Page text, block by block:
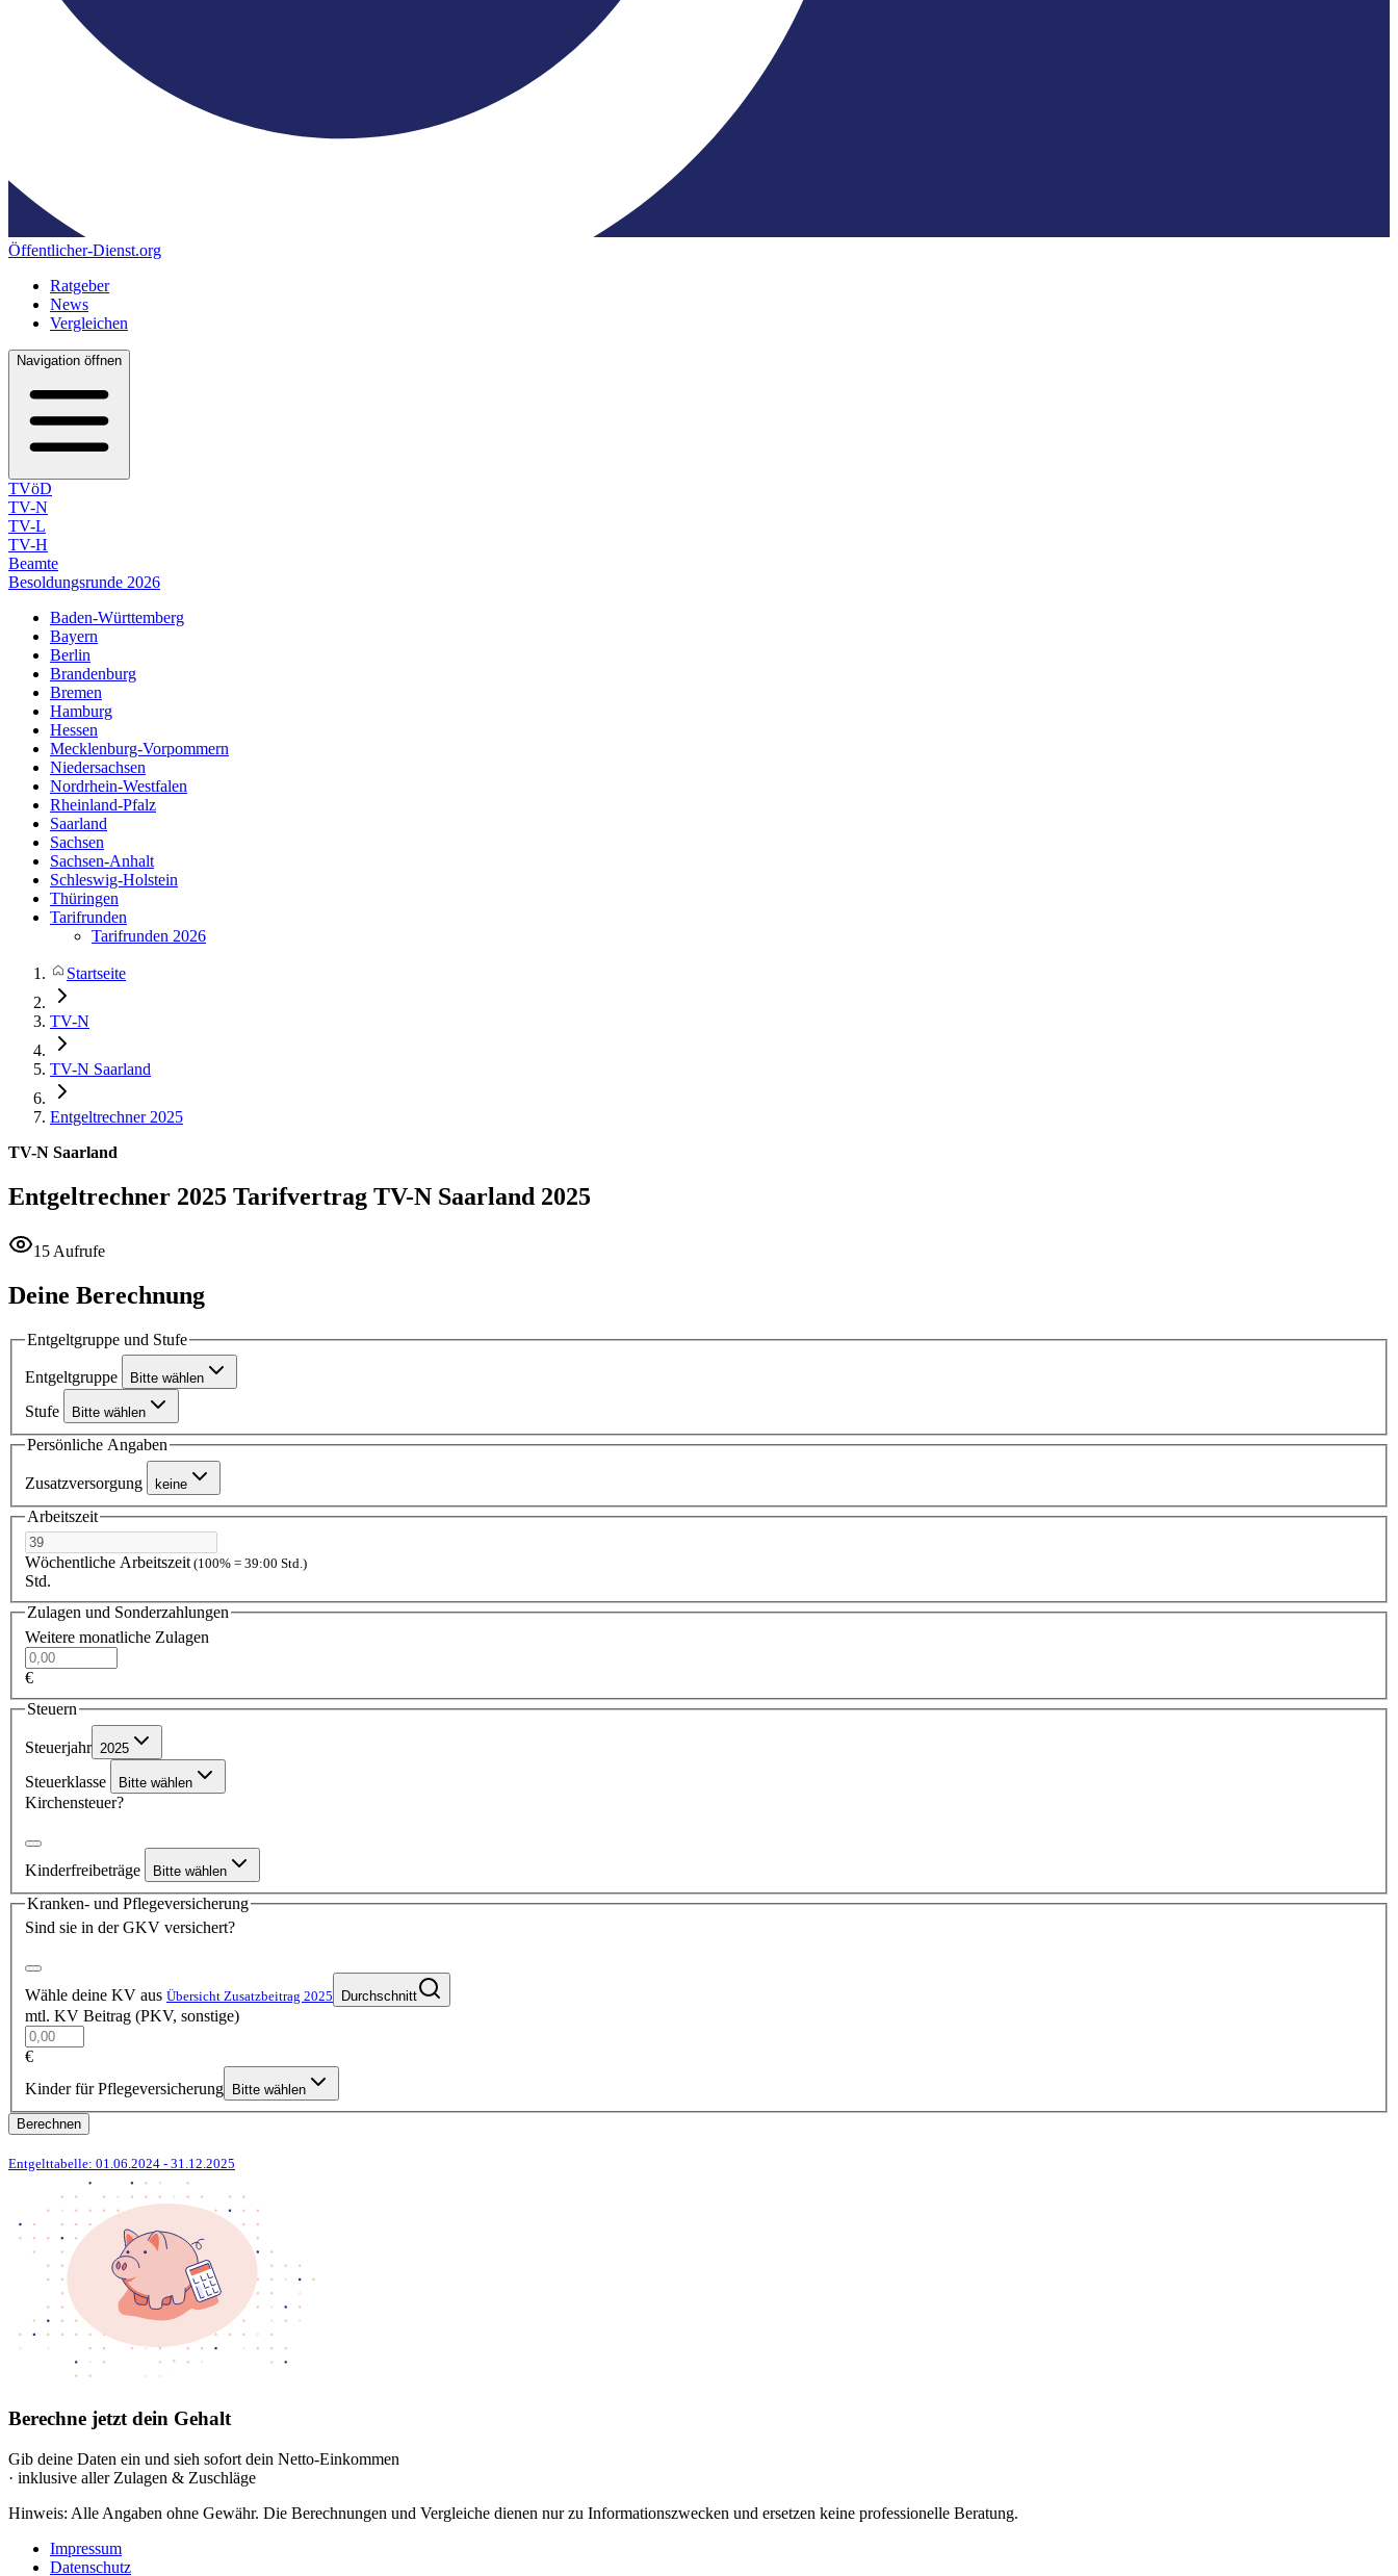
Öffentlicher-Dienst.org
Ratgeber
News
Vergleichen
Navigation öffnen
TVöD
TV-N
TV-L
TV-H
Beamte
Besoldungsrunde 2026
Baden-Württemberg
Bayern
Berlin
Brandenburg
Bremen
Hamburg
Hessen
Mecklenburg-Vorpommern
Niedersachsen
Nordrhein-Westfalen
Rheinland-Pfalz
Saarland
Sachsen
Sachsen-Anhalt
Schleswig-Holstein
Thüringen
Tarifrunden
Tarifrunden 2026
Startseite
TV-N
TV-N Saarland
Entgeltrechner 2025
TV-N Saarland
Entgeltrechner 2025 Tarifvertrag TV-N Saarland 2025
15 Aufrufe
Deine Berechnung
Entgeltgruppe und Stufe
Entgeltgruppe Bitte wählen
Stufe Bitte wählen
Persönliche Angaben
Zusatzversorgung keine
Arbeitszeit
Wöchentliche Arbeitszeit(100% = 39:00 Std.)
Std.
Zulagen und Sonderzahlungen
Weitere monatliche Zulagen
€
Steuern
Steuerjahr 2025
Steuerklasse Bitte wählen
Kirchensteuer?
Kinderfreibeträge Bitte wählen
Kranken- und Pflegeversicherung
Sind sie in der GKV versichert?
Wähle deine KV aus Übersicht Zusatzbeitrag 2025 Durchschnitt
mtl. KV Beitrag (PKV, sonstige)
€
Kinder für Pflegeversicherung
Bitte wählen
Berechnen
Entgelttabelle: 01.06.2024 - 31.12.2025
Berechne jetzt dein Gehalt
Gib deine Daten ein und sieh sofort dein Netto-Einkommen
· inklusive aller Zulagen & Zuschläge
Hinweis: Alle Angaben ohne Gewähr. Die Berechnungen und Vergleiche dienen nur zu Informationszwecken und ersetzen keine professionelle Beratung.
Impressum
Datenschutz